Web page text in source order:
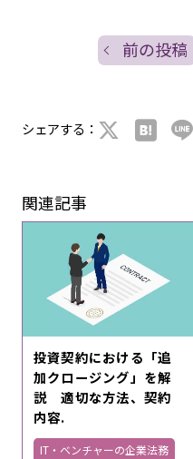
前の投稿
シェアする：
関連記事
投資契約における「追
加クロージング」を解
説 適切な方法、契約
内容.
IT・ベンチャーの企業法務